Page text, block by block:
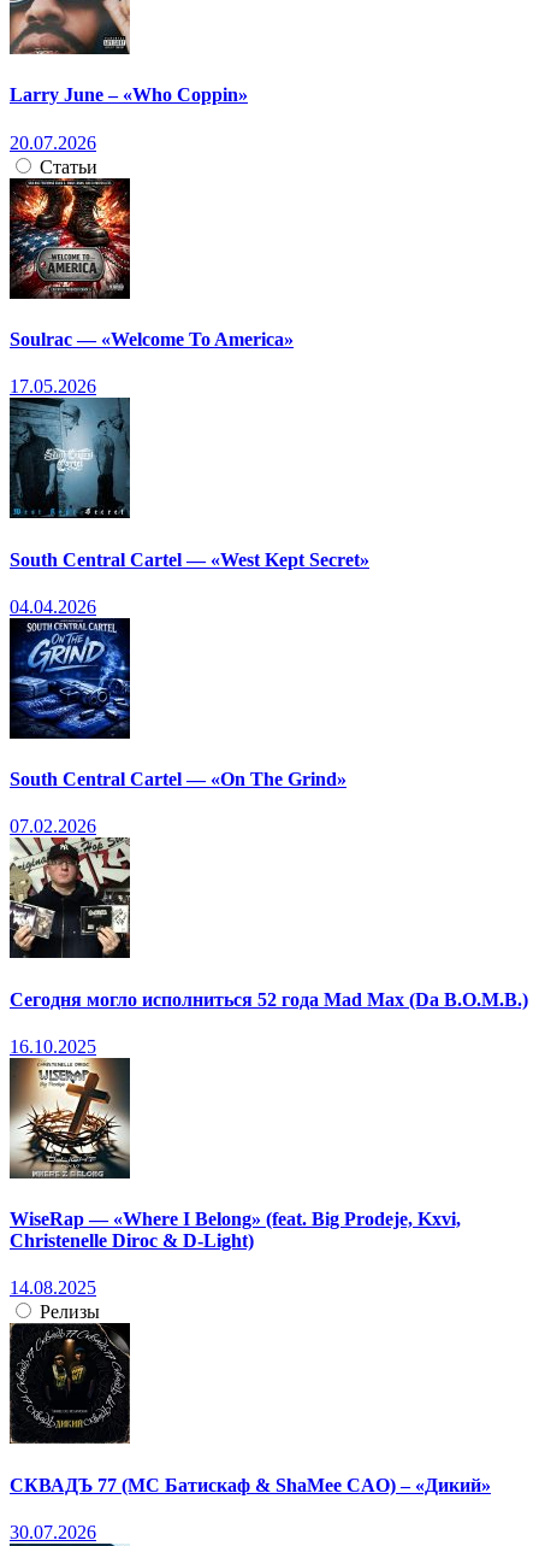
Larry June – «Who Coppin»
20.07.2026
Статьи
Soulrac — «Welcome To America»
17.05.2026
South Central Cartel — «West Kept Secret»
04.04.2026
South Central Cartel — «On The Grind»
07.02.2026
Сегодня могло исполниться 52 года Mad Max (Da B.O.M.B.)
16.10.2025
WiseRap — «Where I Belong» (feat. Big Prodeje, Kxvi,
Christenelle Diroc & D-Light)
14.08.2025
Релизы
СКВАДЪ 77 (МС Батискаф & ShaMee CAO) – «Дикий»
30.07.2026